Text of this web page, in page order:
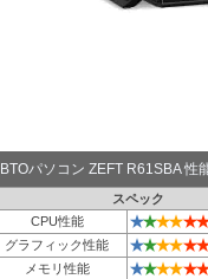
BTOパソコン ZEFT R61SBA 性
スペック
CPU性能
★★★★★★
グラフィック性能 ★★★★★★
メモリ性能 ★★★★★★